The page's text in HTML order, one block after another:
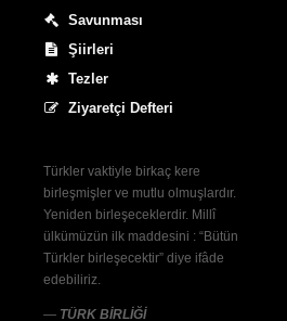
Savunması
Şiirleri
Tezler
Ziyaretçi Defteri
Türkler vaktiyle birkaç kere
birleşmişler ve mutlu olmuşlardır.
Yeniden birleşeceklerdir. Millî
ülkümüzün ilk maddesini : “Bütün
Türkler birleşecektir” diye ifâde
edebiliriz.
— TÜRK BİRLİĞİ